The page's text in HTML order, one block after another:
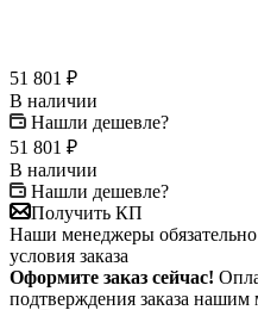
51 801 ₽
В наличии
Нашли дешевле?
51 801 ₽
В наличии
Нашли дешевле?
Получить КП
Наши менеджеры
условия заказа
Оформите заказ сейчас!
подтверждения заказа